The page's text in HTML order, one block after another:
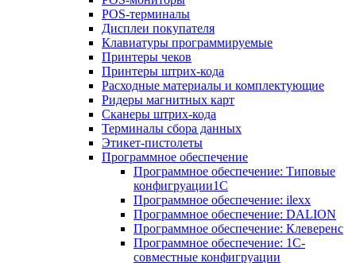
POS-терминалы
Дисплеи покупателя
Клавиатуры программируемые
Принтеры чеков
Принтеры штрих-кода
Расходные материалы и комплектующие
Ридеры магнитных карт
Сканеры штрих-кода
Терминалы сбора данных
Этикет-пистолеты
Программное обеспечение
Программное обеспечение: Типовые
конфигруации1С
Программное обеспечение: ilexx
Программное обеспечение: DALION
Программное обеспечение: Клеверенс
Программное обеспечение: 1С-
совместные конфигруации